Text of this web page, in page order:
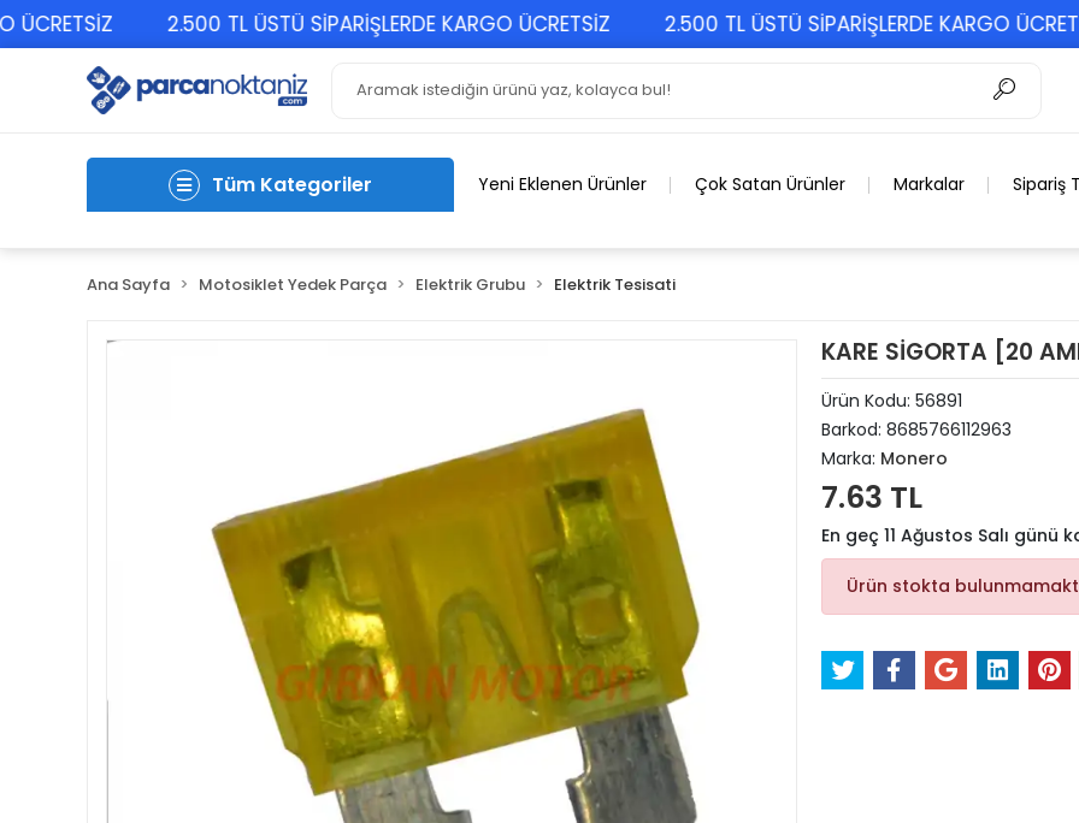
2.500 TL ÜSTÜ SİPARİŞLERDE KARGO ÜCRETSİZ 2.500 TL ÜSTÜ SİPARİŞLERDE KARGO ÜCRETSİZ
Tüm Kategoriler Yeni Eklenen Ürünler Çok Satan Ürünler Markalar Sipariş
Ana Sayfa Motosiklet Yedek Parça Elektrik Grubu Elektrik Tesisati
KARE SİGORTA [20
Ürün Kodu: 56891
Barkod: 8685766112963
Marka: Monero
7.63 TL
En geç 11 Ağustos Salı günü
Ürün stokta